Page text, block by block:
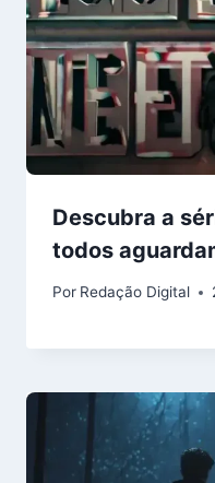
Descubra a
todos
Por Redação Digital